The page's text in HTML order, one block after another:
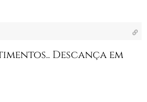
Descança em